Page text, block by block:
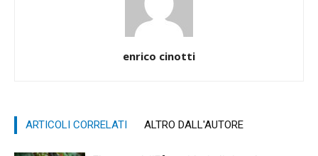
enrico cinotti
ARTICOLI CORRELATI ALTRO DALL'AUTORE